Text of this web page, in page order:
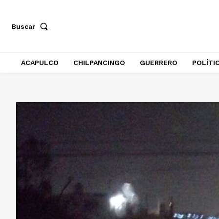
Buscar
ACAPULCO CHILPANCINGO GUERRERO